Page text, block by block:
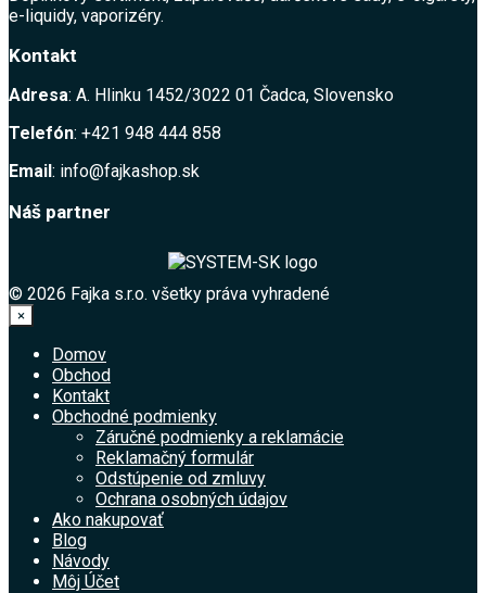
e-liquidy, vaporizéry.
Kontakt
Adresa: A. Hlinku 1452/3022 01 Čadca, Slovensko
Telefón: +421 948 444 858
Email : info@fajkashop.sk
Náš partner
© 2026 Fajka s.r.o. všetky práva vyhradené
×
Domov
Obchod
Kontakt
Obchodné podmienky
Záručné podmienky a reklamácie
Reklamačný formulár
Odstúpenie od zmluvy
Ochrana osobných údajov
Ako nakupovať
Blog
Návody
Môj Účet